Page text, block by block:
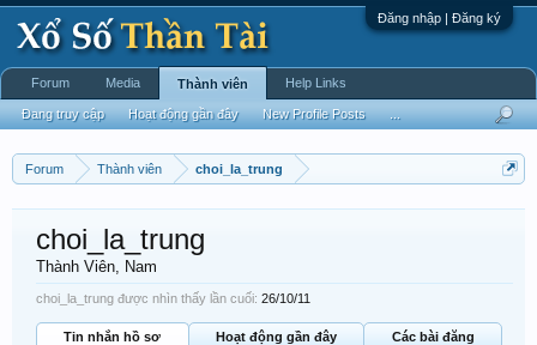
Đăng nhập | Đăng ký
Forum Thành viên choi_la_trung
choi_la_trung
Thành Viên, Nam
choi_la_trung được nhìn thấy lần cuối: 26/10/11
Tin nhắn hồ sơ Hoạt động gần đây
Các bài đăng
Forum Media Thành viên
Đang truy cập Hoạt động gần đây New Profile Posts
Help Links